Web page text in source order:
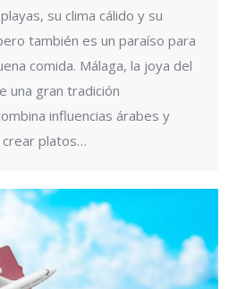
su clima cálido y su
también es un paraíso para
comida. Málaga, la joya del
una gran tradición
influencias árabes y
platos…